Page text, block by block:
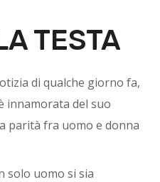
TESTA
di qualche giorno fa,
innamorata del suo
parità fra uomo e donna
solo uomo si sia